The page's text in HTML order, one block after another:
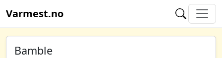
Varmest.no
Bamble